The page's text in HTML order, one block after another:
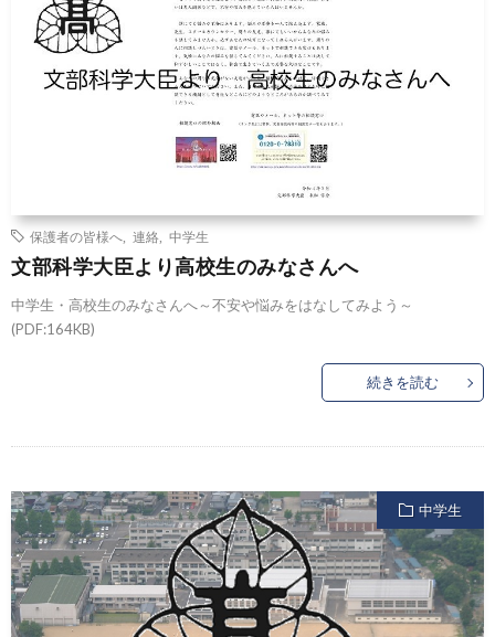
保護者の皆様へ 連絡 中学生
文部科学大臣より高校生のみなさんへ
中学生・高校生のみなさんへ～不安や悩みをはなしてみよう～
(PDF:164KB)
続きを読む
中学生